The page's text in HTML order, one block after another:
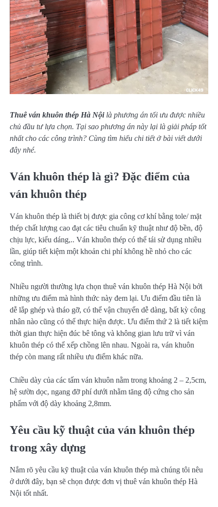
Thuê ván khuôn thép Hà Nộilà phương án tối ưu được nhiều
chủ đầu tư lựa chọn. Tại sao phương án này lại là giải pháp tốt
nhất cho các công trình? Cùng tìm hiểu chi tiết ở bài viết dưới
đây nhé.
Ván khuôn thép là gì? Đặc điểm của
ván khuôn thép
Ván khuôn thép là thiết bị được gia công cơ khí bằng tole/ mặt
thép chất lượng cao đạt các tiêu chuẩn kỹ thuật như độ bền, độ
chịu lực, kiểu dáng,.. Ván khuôn thép có thể tái sử dụng nhiều
lần, giúp tiết kiệm một khoản chi phí không hề nhỏ cho các
công trình.
Nhiều người thường lựa chọn thuê ván khuôn thép Hà Nội bởi
những ưu điểm mà hình thức này đem lại. Ưu điểm đầu tiên là
dễ lắp ghép và tháo gỡ, có thể vận chuyển dễ dàng, bất kỳ công
nhân nào cũng có thể thực hiện được. Ưu điểm thứ 2 là tiết kiệm
thời gian thực hiện đúc bê tông và không gian lưu trữ vì ván
khuôn thép có thể xếp chồng lên nhau. Ngoài ra, ván khuôn
thép còn mang rất nhiều ưu điểm khác nữa.
Chiều dày của các tấm ván khuôn nằm trong khoảng 2 – 2,5cm,
hệ sườn dọc, ngang đỡ phí dưới nhằm tăng độ cứng cho sản
phẩm với độ dày khoảng 2,8mm.
Yêu cầu kỹ thuật của ván khuôn thép
trong xây dựng
Nắm rõ yêu cầu kỹ thuật của ván khuôn thép mà chúng tôi nêu
ở dưới đây, bạn sẽ chọn được đơn vị thuê ván khuôn thép Hà
Nội tốt nhất.